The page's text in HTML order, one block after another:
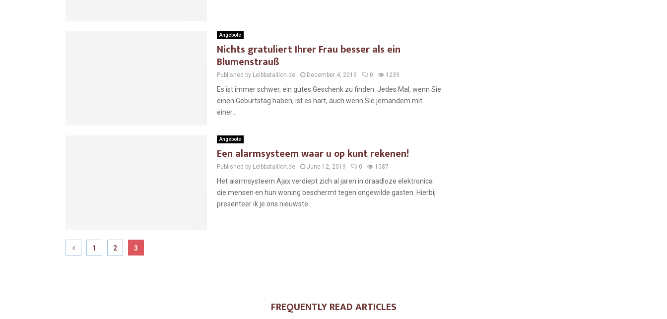
Angebote
Nichts gratuliert Ihrer Frau besser als ein
Blumenstrauß
Published by Leibbataillon.de December 4, 2019 0 1239
Es ist immer schwer, ein gutes Geschenk zu finden. Jedes Mal, wenn Sie
einen Geburtstag haben, ist es hart, auch wenn Sie jemandem mit
einer...
Angebote
Een alarmsysteem waar u op kunt rekenen!
Published by Leibbataillon.de June 12, 2019 0 1087
Het alarmsysteem Ajax verdiept zich al jaren in draadloze elektronica
die mensen en hun woning beschermt tegen ongewilde gasten. Hierbij
presenteer ik je ons nieuwste...
1 2 3
FREQUENTLY READ ARTICLES